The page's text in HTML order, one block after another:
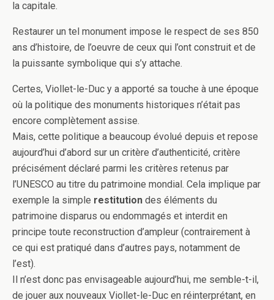
la capitale.
Restaurer un tel monument impose le respect de ses 850
ans d’histoire, de l’oeuvre de ceux qui l’ont construit et de
la puissante symbolique qui s’y attache.
Certes, Viollet-le-Duc y a apporté sa touche à une époque
où la politique des monuments historiques n’était pas
encore complètement assise.
Mais, cette politique a beaucoup évolué depuis et repose
aujourd’hui d’abord sur un critère d’authenticité, critère
précisément déclaré parmi les critères retenus par
l’UNESCO au titre du patrimoine mondial. Cela implique par
exemple la simple restitution des éléments du
patrimoine disparus ou endommagés et interdit en
principe toute reconstruction d’ampleur (contrairement à
ce qui est pratiqué dans d’autres pays, notamment de
l’est).
Il n’est donc pas envisageable aujourd’hui, me semble-t-il,
de jouer aux nouveaux Viollet-le-Duc en réinterprétant, en